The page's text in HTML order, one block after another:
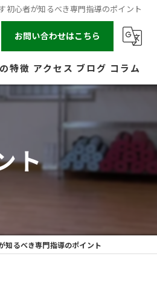
初心者が知るべき専門指導のポイント
お問い合わせはこちら
特徴
トネス
アクセス ブログ コラム
ト
知るべき専門指導のポイント